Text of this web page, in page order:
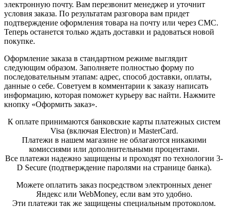
электронную почту. Вам перезвонит менеджер и уточнит
условия заказа. По результатам разговора вам придет
подтверждение оформления товара на почту или через СМС.
Теперь останется только ждать доставки и радоваться новой
покупке.
Оформление заказа в стандартном режиме выглядит
следующим образом. Заполняете полностью форму по
последовательным этапам: адрес, способ доставки, оплаты,
данные о себе. Советуем в комментарии к заказу написать
информацию, которая поможет курьеру вас найти. Нажмите
кнопку «Оформить заказ».
К оплате принимаются банковские карты платежных систем
Visa (включая Electron) и MasterCard.
Платежи в нашем магазине не облагаются никакими
комиссиями или дополнительными процентами.
Все платежи надежно защищены и проходят по технологии 3-
D Secure (подтверждение паролями на странице банка).
Можете оплатить заказ посредством электронных денег
Яндекс или WebMoney, если вам это удобно.
Эти платежи так же защищены специальным протоколом.